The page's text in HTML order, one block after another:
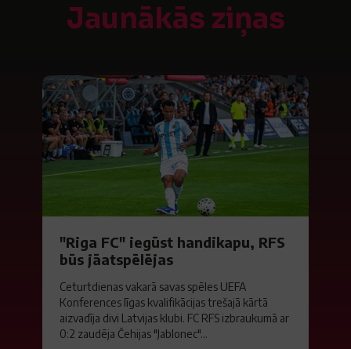
Jaunākās ziņas
"Riga FC" iegūst handikapu, RFS
būs jāatspēlējas
Ceturtdienas vakarā savas spēles UEFA
Konferences līgas kvalifikācijas trešajā kārtā
aizvadīja divi Latvijas klubi. FC RFS izbraukumā ar
0:2 zaudēja Čehijas "Jablonec"...